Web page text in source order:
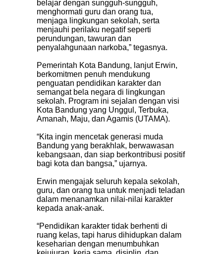
belajar dengan sungguh-sungguh,
menghormati guru dan orang tua,
menjaga lingkungan sekolah, serta
menjauhi perilaku negatif seperti
perundungan, tawuran dan
penyalahgunaan narkoba,” tegasnya.
Pemerintah Kota Bandung, lanjut Erwin,
berkomitmen penuh mendukung
penguatan pendidikan karakter dan
semangat bela negara di lingkungan
sekolah. Program ini sejalan dengan visi
Kota Bandung yang Unggul, Terbuka,
Amanah, Maju, dan Agamis (UTAMA).
“Kita ingin mencetak generasi muda
Bandung yang berakhlak, berwawasan
kebangsaan, dan siap berkontribusi positif
bagi kota dan bangsa,” ujarnya.
Erwin mengajak seluruh kepala sekolah,
guru, dan orang tua untuk menjadi teladan
dalam menanamkan nilai-nilai karakter
kepada anak-anak.
“Pendidikan karakter tidak berhenti di
ruang kelas, tapi harus dihidupkan dalam
keseharian dengan menumbuhkan